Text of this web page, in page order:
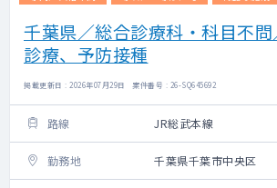
千葉県／総合診療科・科目不
診療、予防接種
掲載更新日 : 2026年07月29日 案件番号 : 26-SQ645692
路線 JR総武本線
勤務地 千葉県千葉市中央区